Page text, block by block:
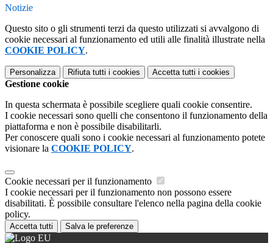
Notizie
Questo sito o gli strumenti terzi da questo utilizzati si avvalgono di
cookie necessari al funzionamento ed utili alle finalità illustrate nella
COOKIE POLICY.
Personalizza Rifiuta tutti i cookies Accetta tutti i cookies
Gestione cookie
In questa schermata è possibile scegliere quali cookie consentire.
I cookie necessari sono quelli che consentono il funzionamento della
piattaforma e non è possibile disabilitarli.
Per conoscere quali sono i cookie necessari al funzionamento potete
visionare la COOKIE POLICY.
Cookie necessari per il funzionamento
I cookie necessari per il funzionamento non possono essere
disabilitati. È possibile consultare l'elenco nella pagina della cookie
policy.
Accetta tutti Salva le preferenze